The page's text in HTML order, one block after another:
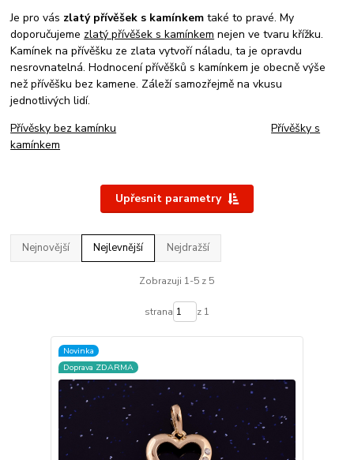
Je pro vás zlatý přívěšek s kamínkem také to pravé. My
doporučujeme zlatý přívěšek s kamínkem nejen ve tvaru křížku.
Kamínek na přívěšku ze zlata vytvoří náladu, ta je opravdu
nesrovnatelná. Hodnocení přívěšků s kamínkem je obecně výše
než přívěšku bez kamene. Záleží samozřejmě na vkusu
jednotlivých lidí.
Přívěsky bez kamínku
Přívěšky s
kamínkem
Upřesnit parametry
Nejnovější Nejlevnější Nejdražší
Zobrazuji 1-5 z 5
strana z 1
Novinka
Doprava ZDARMA